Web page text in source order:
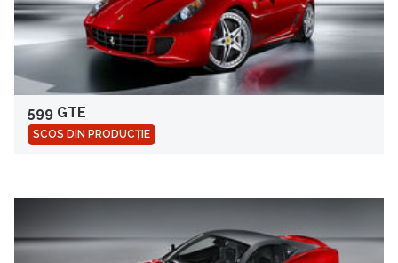
599 GTE
SCOS DIN PRODUCȚIE